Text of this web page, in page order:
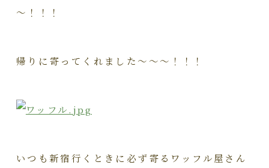
～！！！
帰りに寄ってくれました～～～！！！
いつも新宿行くときに必ず寄るワッフル屋さん